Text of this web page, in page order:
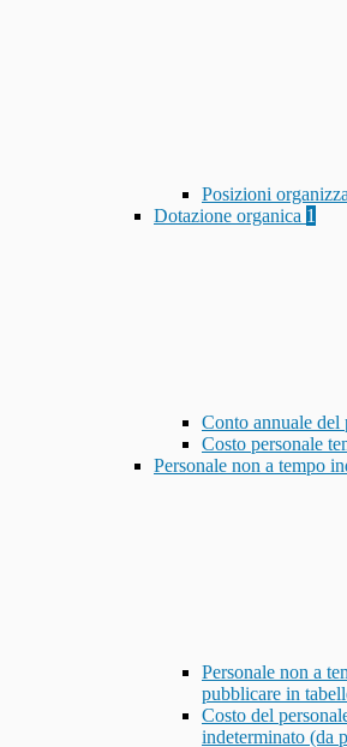
Posizioni
Dotazione organica 1
Conto annuale del
Costo personale
Personale non a tempo
Personale non a
pubblicare in
Costo del
indeterminato (da